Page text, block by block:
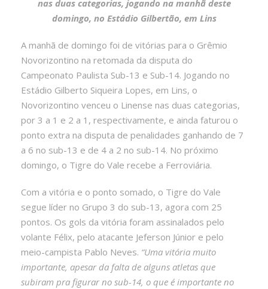
nas duas categorias, jogando na manhã deste
domingo, no Estádio Gilbertão, em Lins
A manhã de domingo foi de vitórias para o Grêmio
Novorizontino na retomada da disputa do
Campeonato Paulista Sub-13 e Sub-14. Jogando no
Estádio Gilberto Siqueira Lopes, em Lins, o
Novorizontino venceu o Linense nas duas categorias,
por 3 a 1 e 2 a 1, respectivamente, e ainda faturou o
ponto extra na disputa de penalidades ganhando de 7
a 6 no sub-13 e de 4 a 2 no sub-14. No próximo
domingo, o Tigre do Vale recebe a Ferroviária.
Com a vitória e o ponto somado, o Tigre do Vale
segue líder no Grupo 3 do sub-13, agora com 25
pontos. Os gols da vitória foram assinalados pelo
volante Félix, pelo atacante Jeferson Júnior e pelo
meio-campista Pablo Neves. “Uma vitória muito
importante, apesar da falta de alguns atletas que
subiram pra figurar no sub-14, o que é importante no